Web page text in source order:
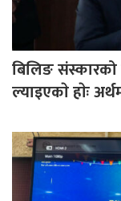
बिलिङ संस्कारको
ल्याइएकाे हाेः